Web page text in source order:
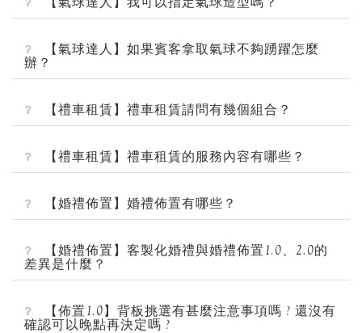
【氣球達人】如果賓客拿取氣球不夠踴躍怎麼
辦？
【禮車租賃】禮車租賃請問有幾個組合？
【禮車租賃】禮車租賃的服務內容有哪些？
【婚禮佈置】婚禮佈置有哪些？
【婚禮佈置】客製化婚禮與婚禮佈置1.0、2.0的
差異是什麼？
【佈置1.0】背板挑選有甚麼注意事項嗎 ? 還沒有
確認可以晚點再決定嗎 ?